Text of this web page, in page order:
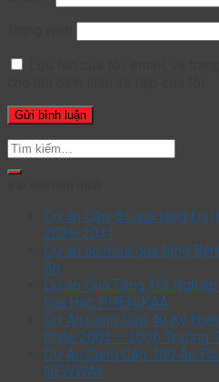
Tìm
Dự án Cặp da quà tặng
2026-2031
Dự án áo mưa quà tặng
An
Dự án Quà Tặng Tốt
Đại Học PHENIKAA
Dự Án Cung Cấp 40 Kỷ
Khóa 2003 – 2006 Trường
Dự Án Cung Cấp 100 Áo
NEWWAY